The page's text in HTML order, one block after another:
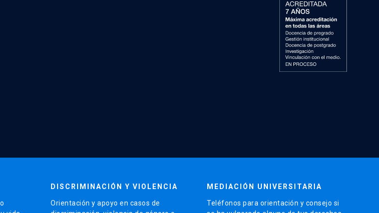
DISCRIMINACIÓN Y VIOLENCIA
Orientación y apoyo en casos de
MEDIACIÓN UNIVERSITARIA
Teléfonos para orientación y consejo si